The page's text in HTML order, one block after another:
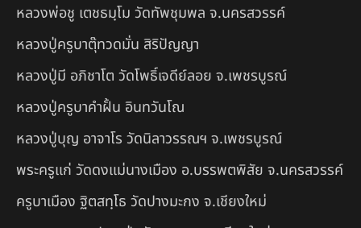
หลวงพ่อชู เตชธมฺโม วัดทัพชุมพล จ.นครสวรรค์
หลวงปู่ครูบาตุ๊ทวดมั่น สิริปัญญา
หลวงปู่มี อภิชาโต วัดโพธิ์เจดีย์ลอย จ.เพชรบูรณ์
หลวงปู่ครูบาคำฝั้น อินทวันโณ
หลวงปู่บุญ อาจาโร วัดนิลาวรรณฯ จ.เพชรบูรณ์
พระครูแก่ วัดดงแม่นางเมือง อ.บรรพตพิสัย จ.นครสวรรค์
ครูบาเมือง ฐิตสทฺโธ วัดปางมะกง จ.เชียงใหม่